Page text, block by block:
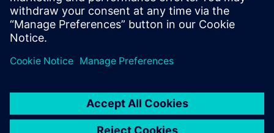
Privatumo pranešimas
Pranešimas apie slapukus
Naudojimosi sąlygos
Skaitmeninis ID
Informavimas apie pažeidimus